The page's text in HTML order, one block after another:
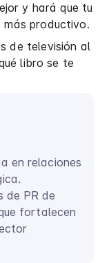
y hará que tu
productivo.
de televisión al
libro se te
en relaciones
de PR de
fortalecen